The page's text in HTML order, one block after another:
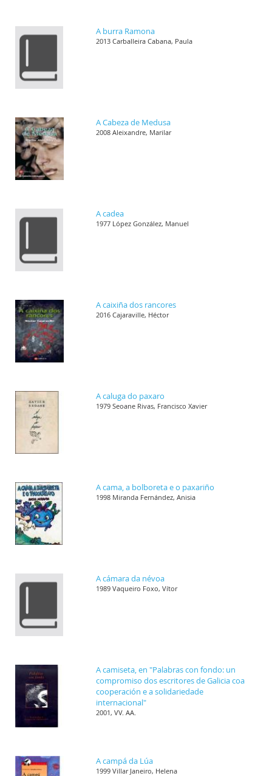
A burra Ramona
2013 Carballeira Cabana, Paula
A Cabeza de Medusa
2008 Aleixandre, Marilar
A cadea
1977 López González, Manuel
A caixiña dos rancores
2016 Cajaraville, Héctor
A caluga do paxaro
1979 Seoane Rivas, Francisco Xavier
A cama, a bolboreta e o paxariño
1998 Miranda Fernández, Anisia
A cámara da névoa
1989 Vaqueiro Foxo, Vítor
A camiseta, en "Palabras con fondo: un
compromiso dos escritores de Galicia coa
cooperación e a solidariedade
internacional"
2001, VV. AA.
A campá da Lúa
1999 Villar Janeiro, Helena